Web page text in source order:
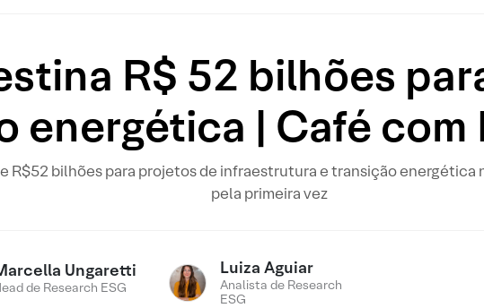
R$ 52 bilhões
energética | Café com
R$52 bilhões para projetos de infraestrutura e transição energética
pela primeira vez
Ungaretti
de Research ESG
Luiza Aguiar
Analista de Research
ESG